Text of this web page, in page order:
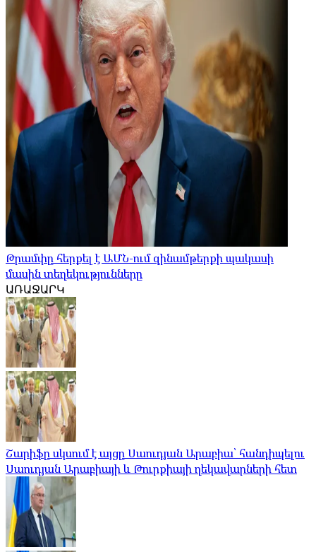
Թրամփը հերքել է ԱՄՆ-ում զինամթերքի պակասի
մասին տեղեկությունները
ԱՌԱՋԱՐԿ
Շարիֆը սկսում է այցը Սաուդյան Արաբիա՝ հանդիպելու
Սաուդյան Արաբիայի և Թուրքիայի ղեկավարների հետ